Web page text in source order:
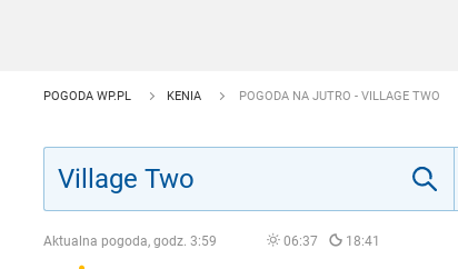
POGODA WP.PL KENIA POGODA NA JUTRO - VILLAGE TWO
Aktualna pogoda, godz. 3:59 06:37 18:41